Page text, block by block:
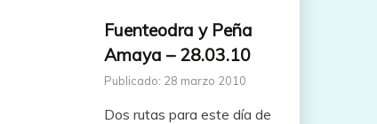
Fuenteodra y Peña
Amaya – 28.03.10
Publicado: 28 marzo 2010
Dos rutas para este día de